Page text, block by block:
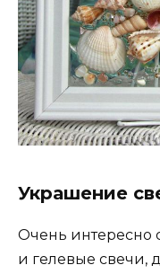
Украшение
Очень интересно
и гелевые свечи,